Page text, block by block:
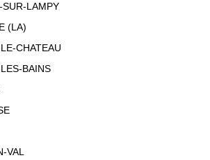
SUR-LAMPY
(LA)
CHATEAU
BAINS
VAL